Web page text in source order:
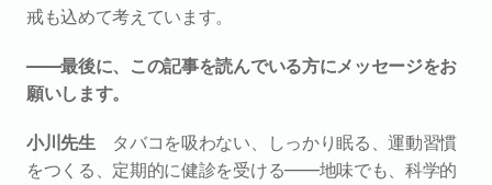
戒も込めて考えています。
――最後に、この記事を読んでいる方にメッセージをお
願いします。
小川先生 タバコを吸わない、しっかり眠る、運動習慣
をつくる、定期的に健診を受ける——地味でも、科学的